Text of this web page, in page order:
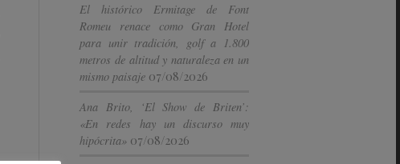
El histórico Ermitage de Font
Romeu renace como Gran Hotel
para unir tradición, golf a 1.800
metros de altitud y naturaleza en un
mismo paisaje 07/08/2026
Ana Brito, ‘El Show de Briten’:
«En redes hay un discurso muy
hipócrita» 07/08/2026